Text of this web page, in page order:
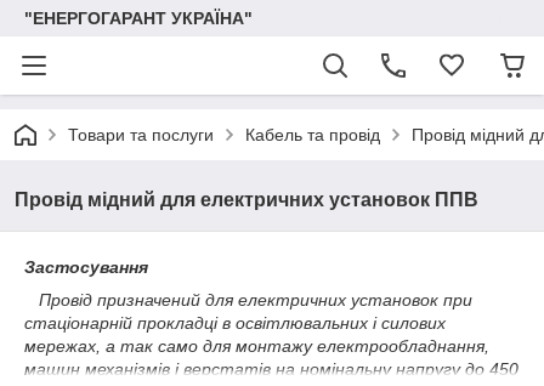
"ЕНЕРГОГАРАНТ УКРАЇНА"
Товари та послуги Кабель та провід Провід мідний
Провід мідний для електричних установок ППВ
Застосування
Провід призначений для електричних установок при
стаціонарній прокладці в освітлювальних і силових
мережах, а так само для монтажу електрообладнання,
машин механізмів і верстатів на номінальну напругу до 450